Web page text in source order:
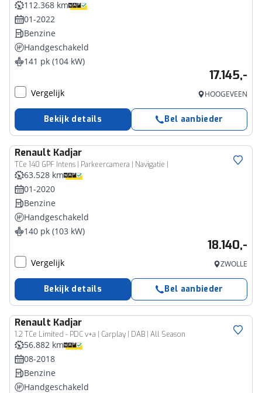
112.368 km
01-2022
Benzine
Handgeschakeld
141 pk (104 kW)
17.145,-
Vergelijk HOOGEVEEN
Bekijk details Bel aanbieder
Renault Kadjar
TCe 140 GPF Intens | Parkeercamera | Navigatie |
63.528 km
01-2020
Benzine
Handgeschakeld
140 pk (103 kW)
18.140,-
Vergelijk ZWOLLE
Bekijk details Bel aanbieder
Renault Kadjar
1.2 TCe Limited - PDC v+a | Carplay | DAB | All Season
56.882 km
08-2018
Benzine
Handgeschakeld